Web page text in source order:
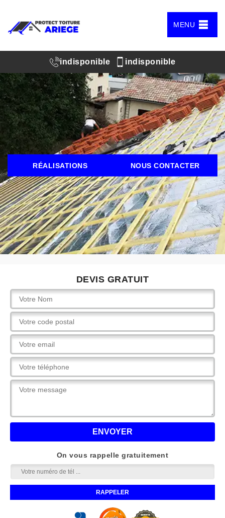
MENU
indisponible indisponible
RÉALISATIONS NOUS CONTACTER
DEVIS GRATUIT
On vous rappelle gratuitement